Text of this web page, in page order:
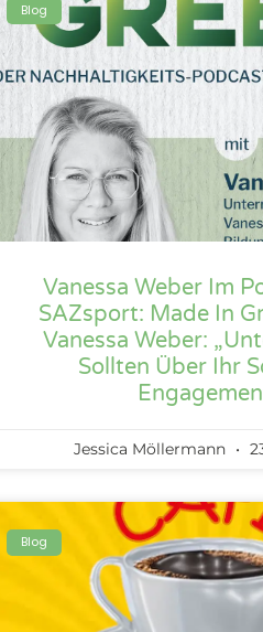
Blog
Vanessa Weber Im
SAZsport: Made In
Vanessa Weber:
Sollten Über Ihr
Jessica Möllermann
Blog